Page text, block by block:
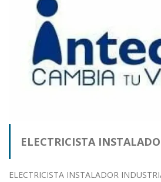
ELECTRICISTA
ELECTRICISTA INSTALADOR